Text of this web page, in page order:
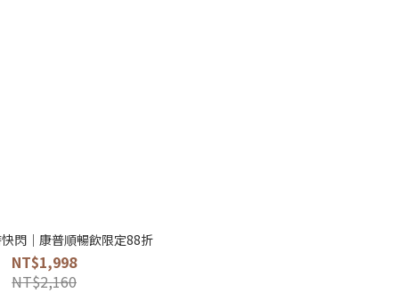
閃｜康普順暢飲限定88折
NT$1,998
NT$2,160